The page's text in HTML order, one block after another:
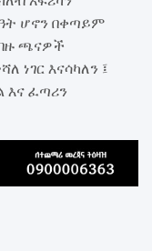
ሆኖን በቀጣይም
ጫናዎች
ነገር እናሳካለን ፤
እና ፈጣሪን